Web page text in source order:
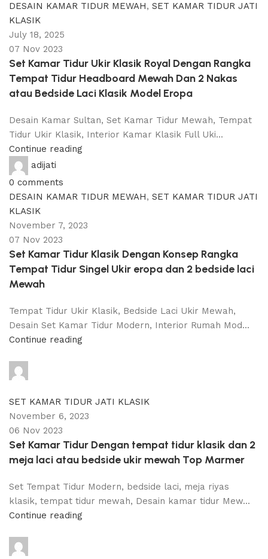
DESAIN KAMAR TIDUR MEWAH, SET KAMAR TIDUR JATI
KLASIK
July 18, 2025
07 Nov 2023
Set Kamar Tidur Ukir Klasik Royal Dengan Rangka
Tempat Tidur Headboard Mewah Dan 2 Nakas
atau Bedside Laci Klasik Model Eropa
Desain Kamar Sultan, Set Kamar Tidur Mewah, Tempat
Tidur Ukir Klasik, Interior Kamar Klasik Full Uki...
Continue reading
adijati
0 comments
DESAIN KAMAR TIDUR MEWAH, SET KAMAR TIDUR JATI
KLASIK
November 7, 2023
07 Nov 2023
Set Kamar Tidur Klasik Dengan Konsep Rangka
Tempat Tidur Singel Ukir eropa dan 2 bedside laci
Mewah
Tempat Tidur Ukir Klasik, Bedside Laci Ukir Mewah,
Desain Set Kamar Tidur Modern, Interior Rumah Mod...
Continue reading
SET KAMAR TIDUR JATI KLASIK
November 6, 2023
06 Nov 2023
Set Kamar Tidur Dengan tempat tidur klasik dan 2
meja laci atau bedside ukir mewah Top Marmer
Set Tempat Tidur Modern, bedside laci, meja riyas
klasik, tempat tidur mewah, Desain kamar tidur Mew...
Continue reading